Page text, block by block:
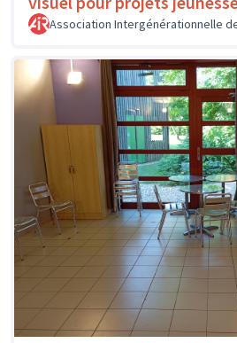
Association Intergénérationnelle